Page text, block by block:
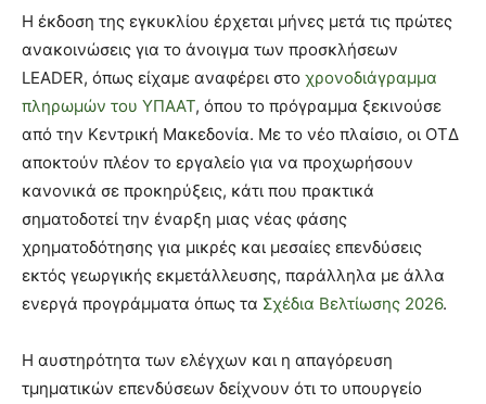
Η έκδοση της εγκυκλίου έρχεται μήνες μετά τις πρώτες
ανακοινώσεις για το άνοιγμα των προσκλήσεων
LEADER, όπως είχαμε αναφέρει στο χρονοδιάγραμμα
πληρωμών του ΥΠΑΑΤ, όπου το πρόγραμμα ξεκινούσε
από την Κεντρική Μακεδονία. Με το νέο πλαίσιο, οι ΟΤΔ
αποκτούν πλέον το εργαλείο για να προχωρήσουν
κανονικά σε προκηρύξεις, κάτι που πρακτικά
σηματοδοτεί την έναρξη μιας νέας φάσης
χρηματοδότησης για μικρές και μεσαίες επενδύσεις
εκτός γεωργικής εκμετάλλευσης, παράλληλα με άλλα
ενεργά προγράμματα όπως τα Σχέδια Βελτίωσης 2026.
Η αυστηρότητα των ελέγχων και η απαγόρευση
τμηματικών επενδύσεων δείχνουν ότι το υπουργείο